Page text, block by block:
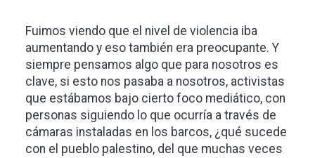
Fuimos viendo que el nivel de violencia iba
aumentando y eso también era preocupante. Y
siempre pensamos algo que para nosotros es
clave, si esto nos pasaba a nosotros, activistas
que estábamos bajo cierto foco mediático, con
personas siguiendo lo que ocurría a través de
cámaras instaladas en los barcos, ¿qué sucede
con el pueblo palestino, del que muchas veces